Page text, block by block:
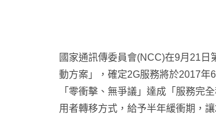
國家通訊傳委員會(NCC)在9月21
動方案」，確定2G服務將於2017年
「零衝擊、無爭議」達成「服務完
用者轉移方式，給予半年緩衝期，